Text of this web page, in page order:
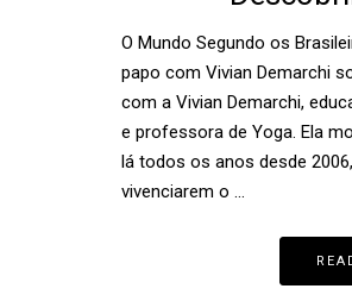
O Mundo Segundo os
papo com Vivian Demarchi
com a Vivian Demarchi,
e professora de Yoga. Ela
lá todos os anos desde
vivenciarem o …